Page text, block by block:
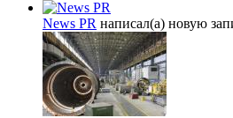
News PR написал(а) новую